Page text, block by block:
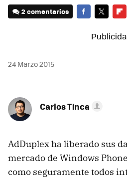
2 comentarios
24 Marzo 2015
Carlos Tinca
AdDuplex ha liberado sus
mercado de Windows
como seguramente todos